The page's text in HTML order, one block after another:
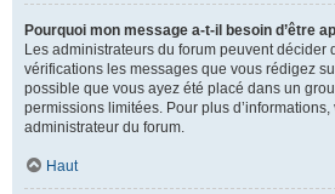
Pourquoi mon message a-t-il besoin d’être
Les administrateurs du forum peuvent décider
vérifications les messages que vous rédigez
possible que vous ayez été placé dans un
permissions limitées. Pour plus
administrateur du forum.
Haut